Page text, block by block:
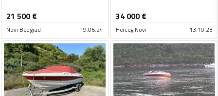
21 500€
Novi Beograd 19.06.24
34 000€
Herceg Novi 13.10.23